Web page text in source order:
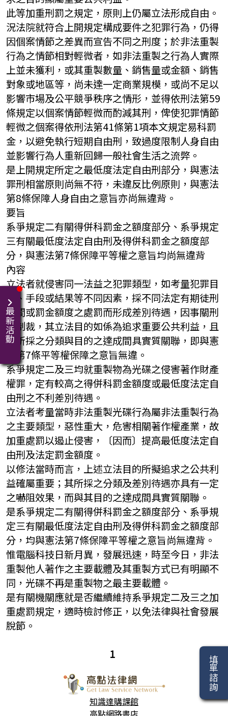
此等加重刑罰之規定，原則上仍屬立法形成自由。
況法院就符合上開規定構成要件之犯罪行為，仍得
因個案情節之差異而宣告不同之刑度；於非法重製
行為之情節相對輕微者，如非法重製之行為人實際
上並未獲利，或其重製數量、銷售量或金額、銷售
對象或地區等，尚未達一定商業規模，或尚不足以
影響市場及公平競爭秩序之情形，並得依刑法第59
條規定以個案情節輕微而酌減其刑，俾使犯罪情節
輕微之個案得依刑法第41條第1項本文規定易科罰
金，以避免執行短期自由刑，致過度限制人身自由
並影響行為人重新回歸一般社會生活之流弊。
是上開規定所定之最低度法定自由刑部分，與憲法
罪刑相當原則尚無不符，未違反比例原則，與憲法
第8條保障人身自由之意旨亦尚無違背。
要旨
系爭規定二有關得併科罰金之額度部分、系爭規定
三有關最低度法定自由刑及得併科罰金之額度部
分，與憲法第7條保障平等權之意旨均尚無違背
內容
立法者就侵害同一法益之犯罪類型，如考量犯罪目
的、手段或結果等不同因素，採不同法定有期徒刑
期間或罰金額度之處罰而形成差別待遇，因事關刑
罰制裁，其立法目的如係為追求重要公共利益，且
其所採之分類與目的之達成間具實質關聯，即與憲
法第7條平等權保障之意旨無違。
系爭規定二及三均就重製物為光碟之侵害著作財產
權罪，定有較高之得併科罰金額度或最低度法定自
由刑之不利差別待遇。
立法者考量當時非法重製光碟行為屬非法重製行為
之主要類型，惡性重大，危害相關著作權產業，故
加重處罰以遏止侵害，〔因而〕提高最低度法定自
由刑及法定罰金額度。
以修法當時而言，上述立法目的所擬追求之公共利
益確屬重要；其所採之分類及差別待遇亦具有一定
之嚇阻效果，而與其目的之達成間具實質關聯。
是系爭規定二有關得併科罰金之額度部分、系爭規
定三有關最低度法定自由刑及得併科罰金之額度部
分，均與憲法第7條保障平等權之意旨尚無違背。
惟電腦科技日新月異，發展迅速，時至今日，非法
重製他人著作之主要載體及其重製方式已有明顯不
同，光碟不再是重製物之最主要載體。
是有關機關應就是否繼續維持系爭規定二及三之加
重處罰規定，適時檢討修正，以免法律與社會發展
脫節。
1
填單諮詢
最新活動
知識達購課館
高點網路書店